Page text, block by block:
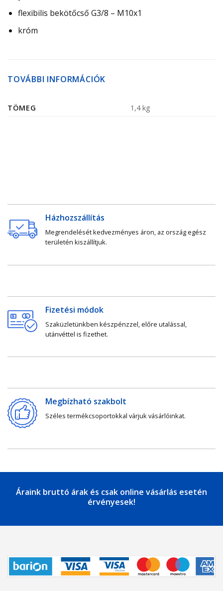
flexibilis bekötőcső G3/8 – M10x1
króm
TOVÁBBI INFORMÁCIÓK
TÖMEG 1,4 kg
Házhozszállítás
Megrendelését kedvezményes áron, az ország egész
területén kiszállítjuk.
Fizetési módok
Szaküzletünkben készpénzzel, előre utalással,
utánvéttel is fizethet.
Megbízható szakbolt
Széles termékcsoportokkal várjuk vásárlóinkat.
Áraink bruttó árak és csak online vásárlás esetén
érvényesek!